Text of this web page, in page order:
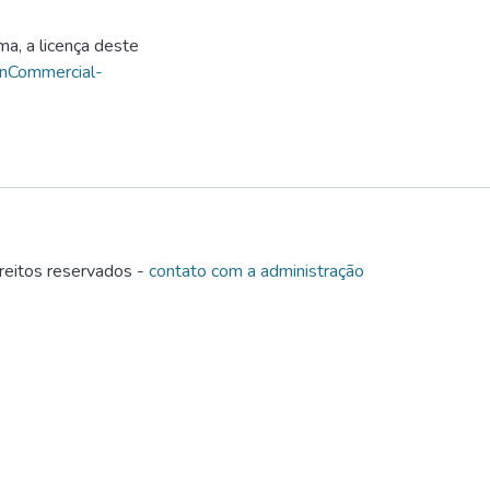
a licença deste
reservados -contato com a administração